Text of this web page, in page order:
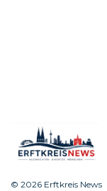
© 2026 Erftkreis News